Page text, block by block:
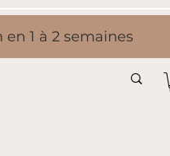
1 à 2 semaines